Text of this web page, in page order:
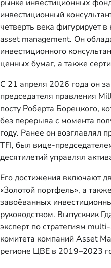
рынке инвестиционных
инвестиционный
четверть века фигурирует
asset management. Он
инвестиционного
ценных бумаг, а также
С 21 апреля 2026 года он
председателя правления
посту Роберта Борецкого,
без перерыва с момента
году. Ранее он возглавлял
TFI, был вице-
десятилетий управлял
Его достижения включают
«Золотой портфель», а
завоёванных
руководством. Выпускник
эксперт по стратегиям
комитета компаний Asset
регионе ЦВЕ в 2019–2023